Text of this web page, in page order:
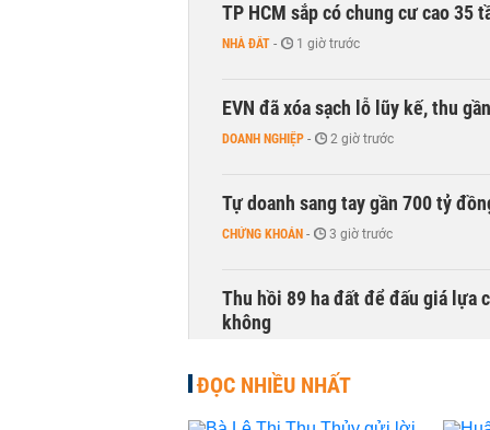
TP HCM sắp có chung cư cao 35
NHÀ ĐẤT - 1 giờ trước
EVN đã xóa sạch lỗ lũy kế, thu
DOANH NGHIỆP - 2 giờ trước
Tự doanh sang tay gần 700 tỷ
CHỨNG KHOÁN - 3 giờ trước
Thu hồi 89 ha đất để đấu giá lựa
không
Dòng tiền ngoại bất ngờ trở lại
ĐỌC NHIỀU NHẤT